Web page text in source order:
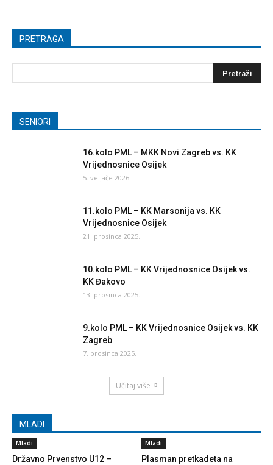
PRETRAGA
SENIORI
16.kolo PML – MKK Novi Zagreb vs. KK
Vrijednosnice Osijek
5. veljače 2026.
11.kolo PML – KK Marsonija vs. KK
Vrijednosnice Osijek
21. prosinca 2025.
10.kolo PML – KK Vrijednosnice Osijek vs.
KK Đakovo
13. prosinca 2025.
9.kolo PML – KK Vrijednosnice Osijek vs. KK
Zagreb
7. prosinca 2025.
Učitaj više
MLADI
Mladi
Državno Prvenstvo U12 –
Mladi
Plasman pretkadeta na